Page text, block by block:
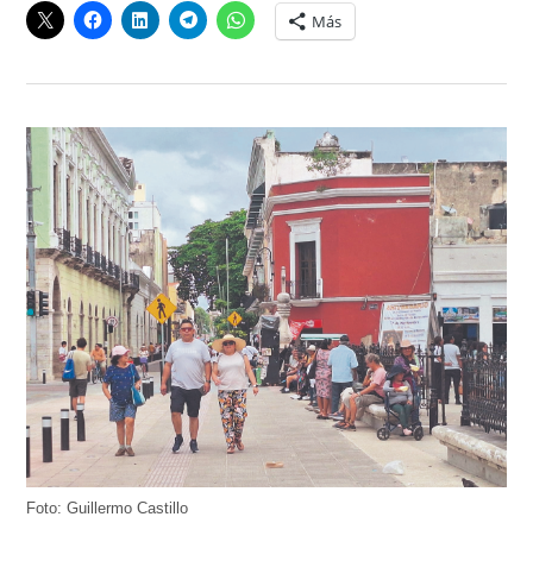
Más
Foto: Guillermo Castillo